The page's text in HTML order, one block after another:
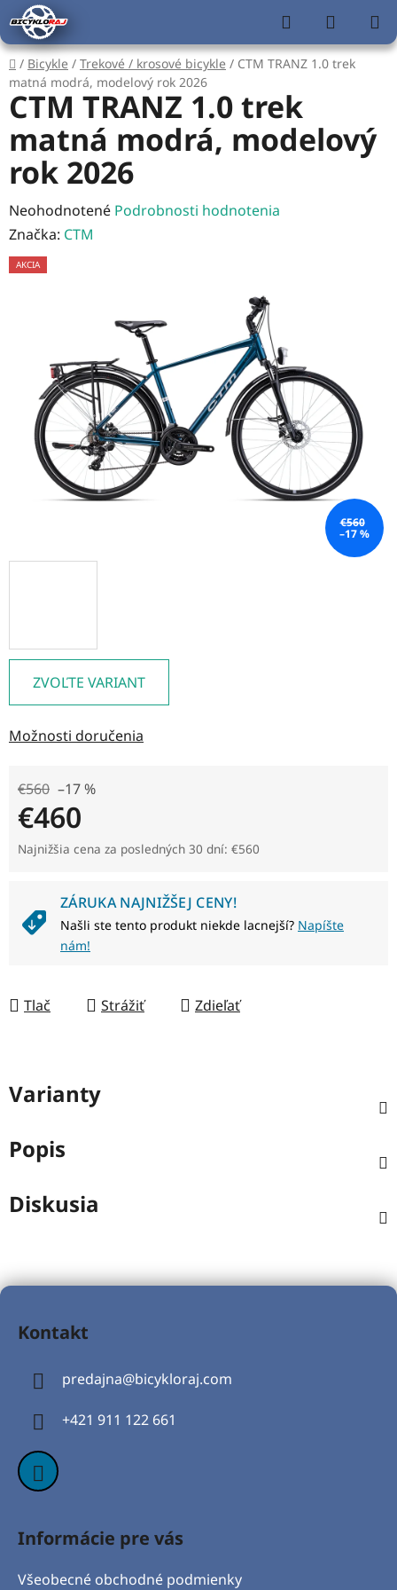
Prejsť
na
obsah
Hľadať
KOŠÍK
Domov
/ Bicykle / Trekové / krosové bicykle / CTM TRANZ 1.0 trek
matná modrá, modelový rok 2026
ZVOĽTE VARIANT
Možnosti doručenia
€560 –17 %
€460
Jednotková cena:
Najnižšia cena za posledných 30 dní: €560
ZÁRUKA NAJNIŽŠEJ CENY!
Našli ste tento produkt niekde lacnejší? Napíšte
nám!
Tlač Strážiť Zdieľať
CTM TRANZ 1.0 trek
matná modrá, modelový
rok 2026
Priemerné
hodnotenie
produktu
hviezdičiek.
Neohodnotené Podrobnosti hodnotenia
Značka: CTM
AKCIA
€560
–17 %
Varianty
Popis
Diskusia
Z
Kontakt
predajna@bicykloraj.com
+421 911 122 661
Informácie pre vás
Všeobecné obchodné podmienky